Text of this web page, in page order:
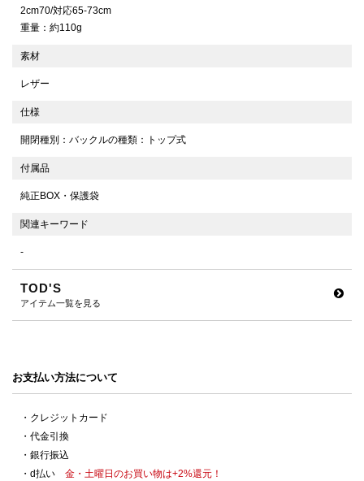
2cm70/対応65-73cm
重量：約110g
素材
レザー
仕様
開閉種別：バックルの種類：トップ式
付属品
純正BOX・保護袋
関連キーワード
-
TOD'S
アイテム一覧を見る
お支払い方法について
・クレジットカード
・代金引換
・銀行振込
・d払い 金・土曜日のお買い物は+2%還元！